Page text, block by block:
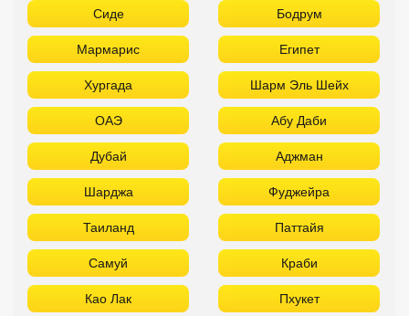
Сиде Бодрум
Мармарис Египет
Хургада Шарм Эль Шейх
ОАЭ Абу Даби
Дубай Аджман
Шарджа Фуджейра
Таиланд Паттайя
Самуй Краби
Као Лак Пхукет